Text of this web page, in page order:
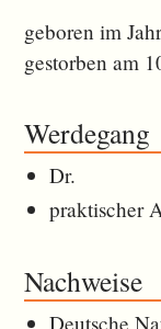
geboren im
gestorben am
Werdegang
Dr.
praktischer
Nachweise
Deutsche